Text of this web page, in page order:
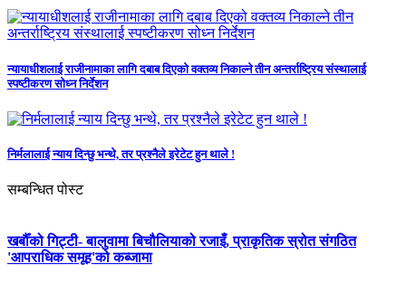
न्यायाधीशलाई राजीनामाका लागि दबाब दिएको वक्तव्य निकाल्ने तीन अन्तर्राष्ट्रिय संस्थालाई
स्पष्टीकरण सोध्न निर्देशन
निर्मलालाई न्याय दिन्छु भन्थे, तर प्रश्नैले इरेटेट हुन थाले !
सम्बन्धित पोस्ट
खर्बौँको गिट्टी- बालुवामा बिचौलियाको रजाइँ, प्राकृतिक स्रोत संगठित
'आपराधिक समूह'को कब्जामा